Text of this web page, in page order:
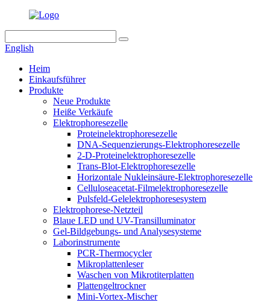
English
Heim
Einkaufsführer
Produkte
Neue Produkte
Heiße Verkäufe
Elektrophoresezelle
Proteinelektrophoresezelle
DNA-Sequenzierungs-Elektrophoresezelle
2-D-Proteinelektrophoresezelle
Trans-Blot-Elektrophoresezelle
Horizontale Nukleinsäure-Elektrophoresezelle
Celluloseacetat-Filmelektrophoresezelle
Pulsfeld-Gelelektrophoresesystem
Elektrophorese-Netzteil
Blaue LED und UV-Transilluminator
Gel-Bildgebungs- und Analysesysteme
Laborinstrumente
PCR-Thermocycler
Mikroplattenleser
Waschen von Mikrotiterplatten
Plattengeltrockner
Mini-Vortex-Mischer